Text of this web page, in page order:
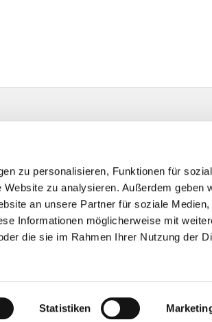
zu personalisieren, Funktionen für
zu analysieren. Außerdem geben
an unsere Partner für soziale Medien,
Informationen möglicherweise mit
die sie im Rahmen Ihrer Nutzung der
Statistiken